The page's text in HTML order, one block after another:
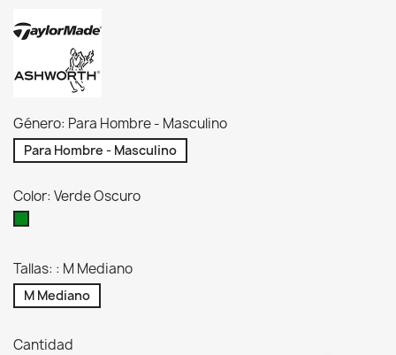
Género: Para Hombre - Masculino
Para Hombre - Masculino
Color: Verde Oscuro
Tallas: : M Mediano
M Mediano
Cantidad